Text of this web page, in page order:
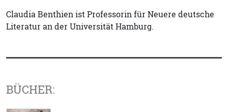
Claudia Benthien ist Professorin für Neuere deutsche
Literatur an der Universität Hamburg.
BÜCHER: